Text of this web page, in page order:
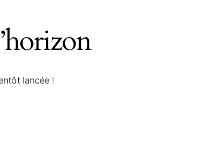
lancée !